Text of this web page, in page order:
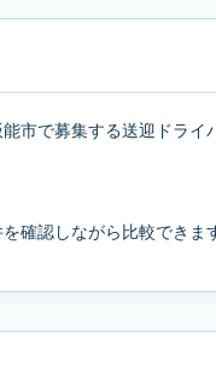
市で募集する送迎ドライ
確認しながら比較できま